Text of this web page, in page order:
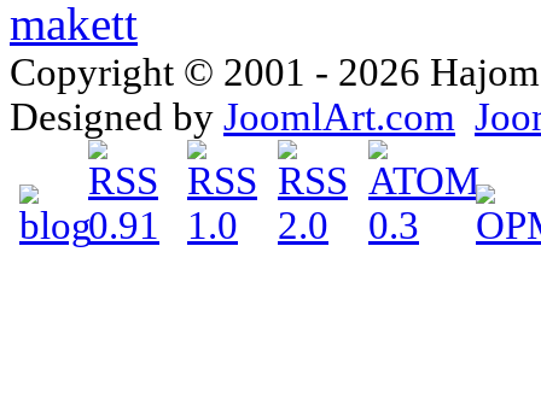
Copyright © 2001 - 2026
Designed by JoomlArt.com